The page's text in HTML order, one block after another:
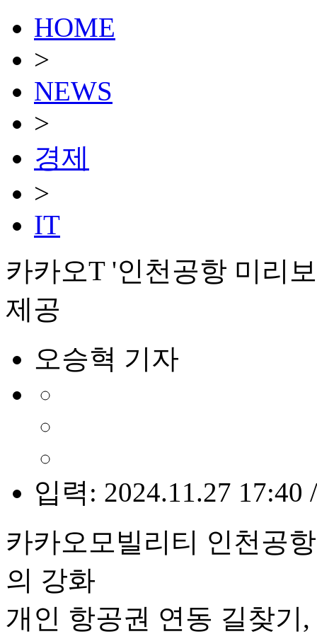
HOME
>
NEWS
>
경제
>
IT
카카오T '인천공항 미리
제공
오승혁 기자
입력: 2024.11.27 17:40
카카오모빌리티 인천공
의 강화
개인 항공권 연동 길찾기